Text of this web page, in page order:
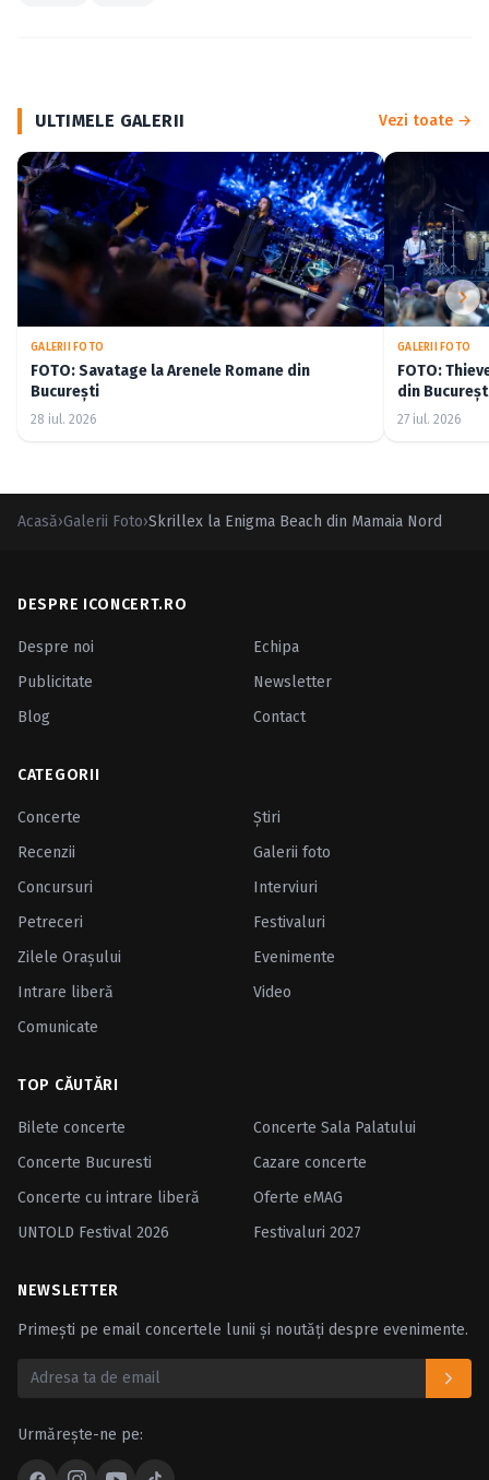
ULTIMELE GALERII Vezi toate →
GALERII FOTO
FOTO: Savatage la Arenele Romane din
București
28 iul. 2026
GALERII FOTO
FOTO:
din
27 iul. 2026
Acasă›Galerii Foto›Skrillex la Enigma Beach din Mamaia Nord
DESPRE ICONCERT.RO
Despre noi
Echipa
Publicitate
Newsletter
Blog
Contact
CATEGORII
Concerte
Ştiri
Recenzii
Galerii foto
Concursuri
Interviuri
Petreceri
Festivaluri
Zilele Oraşului
Evenimente
Intrare liberă
Video
Comunicate
TOP CĂUTĂRI
Bilete concerte
Concerte Sala Palatului
Concerte Bucuresti
Cazare concerte
Concerte cu intrare liberă
Oferte eMAG
UNTOLD Festival 2026
Festivaluri 2027
NEWSLETTER
Primești pe email concertele lunii și noutăți despre evenimente.
Urmărește-ne pe: